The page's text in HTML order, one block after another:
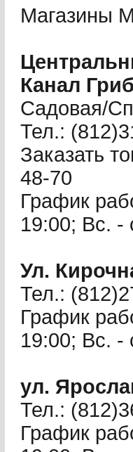
Магазины
Канал
Садовая/
Тел.:
Заказать
48-70
График
19:00; Вс. -
Ул.
Тел.:
График
19:00; Вс. -
ул.
Тел.:
График